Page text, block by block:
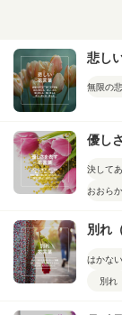
悲し
無限の
優し
決して
おおら
別れ
はかな
別れ